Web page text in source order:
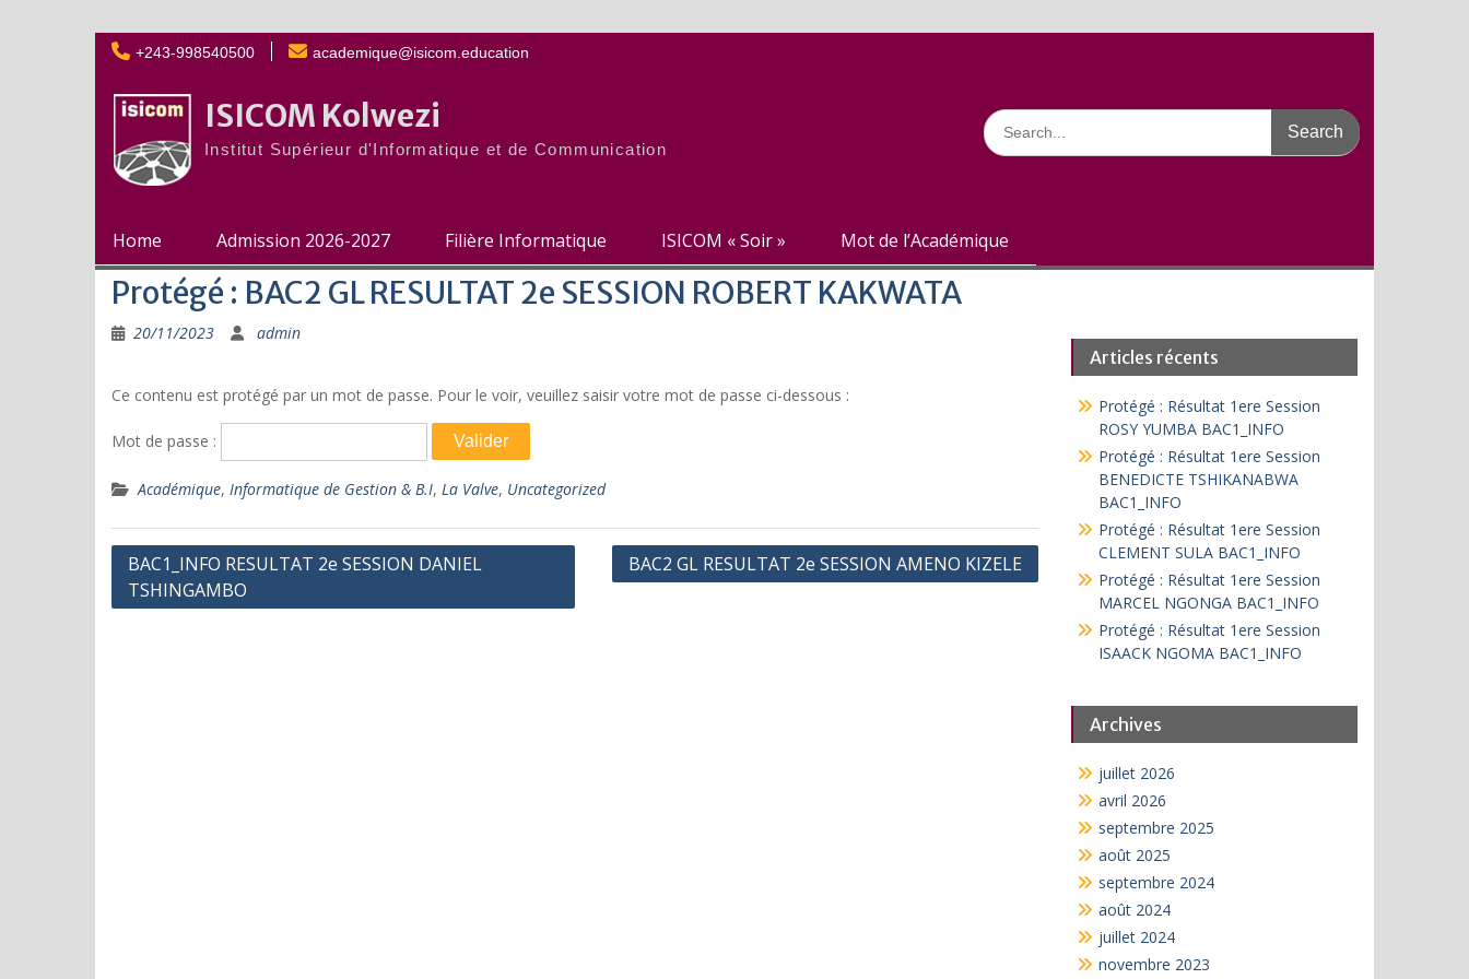
Skip
to
content
+243-998540500 academique@isicom.education
ISICOM Kolwezi
Institut Supérieur d'Informatique et de Communication
Search
for:
Home Admission 2026-2027 Filière Informatique ISICOM « Soir » Mot de l’Académique
Protégé : BAC2 GL RESULTAT 2e SESSION ROBERT KAKWATA
20/11/2023 admin
Ce contenu est protégé par un mot de passe. Pour le voir, veuillez saisir votre mot de passe ci-dessous :
Mot de passe :
Académique, Informatique de Gestion & B.I, La Valve, Uncategorized
Navigation
de
BAC1_INFO RESULTAT 2e SESSION DANIEL
TSHINGAMBO
BAC2 GL RESULTAT 2e SESSION AMENO KIZELE
Articles récents
Protégé : Résultat 1ere Session
ROSY YUMBA BAC1_INFO
Protégé : Résultat 1ere Session
BENEDICTE TSHIKANABWA
BAC1_INFO
Protégé : Résultat 1ere Session
CLEMENT SULA BAC1_INFO
Protégé : Résultat 1ere Session
MARCEL NGONGA BAC1_INFO
Protégé : Résultat 1ere Session
ISAACK NGOMA BAC1_INFO
Archives
juillet 2026
avril 2026
septembre 2025
août 2025
septembre 2024
août 2024
juillet 2024
novembre 2023